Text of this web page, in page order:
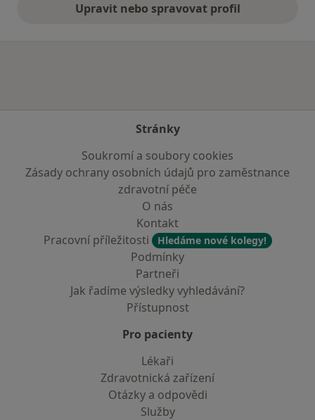
Upravit nebo spravovat profil
Stránky
Soukromí a soubory cookies
Zásady ochrany osobních údajů pro zaměstnance
zdravotní péče
O nás
Kontakt
Pracovní příležitosti
Hledáme nové kolegy!
Podmínky
Partneři
Jak řadíme výsledky vyhledávání?
Přístupnost
Pro pacienty
Lékaři
Zdravotnická zařízení
Otázky a odpovědi
Služby